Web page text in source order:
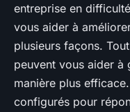
entreprise en
vous aider à
plusieurs façons.
peuvent vous aider à
manière plus
configurés pour